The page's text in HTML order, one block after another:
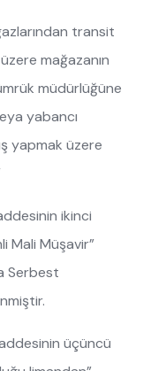
transit
mağazanın
müdürlüğüne
yabancı
yapmak üzere
ikinci
Mali Müşavir”
Serbest
üçüncü